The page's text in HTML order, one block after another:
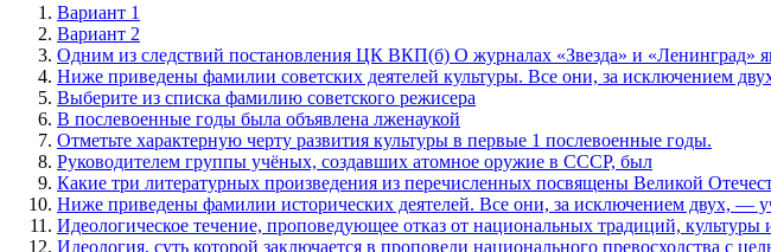
Вариант 1
Вариант 2
Одним из следствий постановления ЦК ВКП(б) О журна­лах «Звезда» и «Ленинград»
Ниже приведены фамилии советских деятелей культуры. Все они, за исключением
Выберите из списка фамилию советского режисера
В послевоенные годы была объявлена лженаукой
Отметьте характерную черту развития культуры в первые 1 послевоенные годы.
Руководителем группы учёных, создавших атомное оружие в СССР, был
Какие три литературных произведения из перечисленных посвящены Великой
Ниже приведены фамилии исторических деятелей. Все они, за исключением двух, —
Идеологическое течение, пропове­дующее отказ от национальных традиций,
Идеология, суть которой заключается в проповеди национального превосходства с